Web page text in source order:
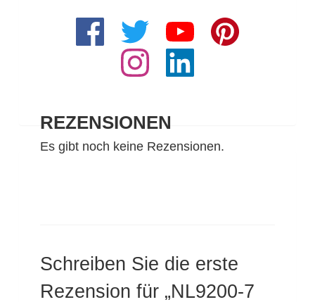
REZENSIONEN
Es gibt noch keine Rezensionen.
Schreiben Sie die erste
Rezension für „NL9200-7